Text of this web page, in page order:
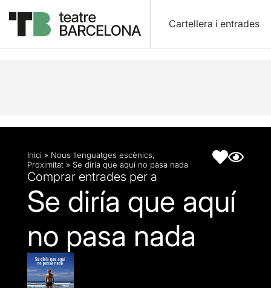
Cartellera i entrades
Descripció Fitxa artística
Inici » Nous llenguatges escènics,
Proximitat » Se diría que aquí no pasa nada
Comprar entrades per a
Se diría que aquí
no pasa nada